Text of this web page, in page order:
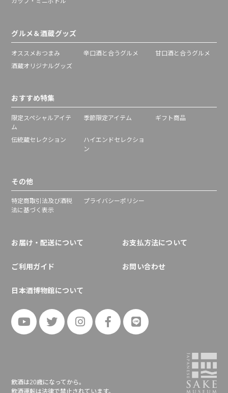
グルメ＆酒蔵グッズ
オススメおつまみ 辛口酒と合うグルメ
甘口酒と合うグルメ
酒蔵オリジナルグッズ
おすすめ特集
限定スペシャルアイテ
ム
季節限定アイテム ギフト商品
伝統蔵セレクション
ハイエンドセレクショ
ン
その他
特定商取引法及び酒税
法に基づく表示
プライバシーポリシー
お届け・配送について お支払方法について
ご利用ガイド お問い合わせ
日本酒博物館について
飲酒は20歳になってから。
飲酒運転は法律で禁止されています。